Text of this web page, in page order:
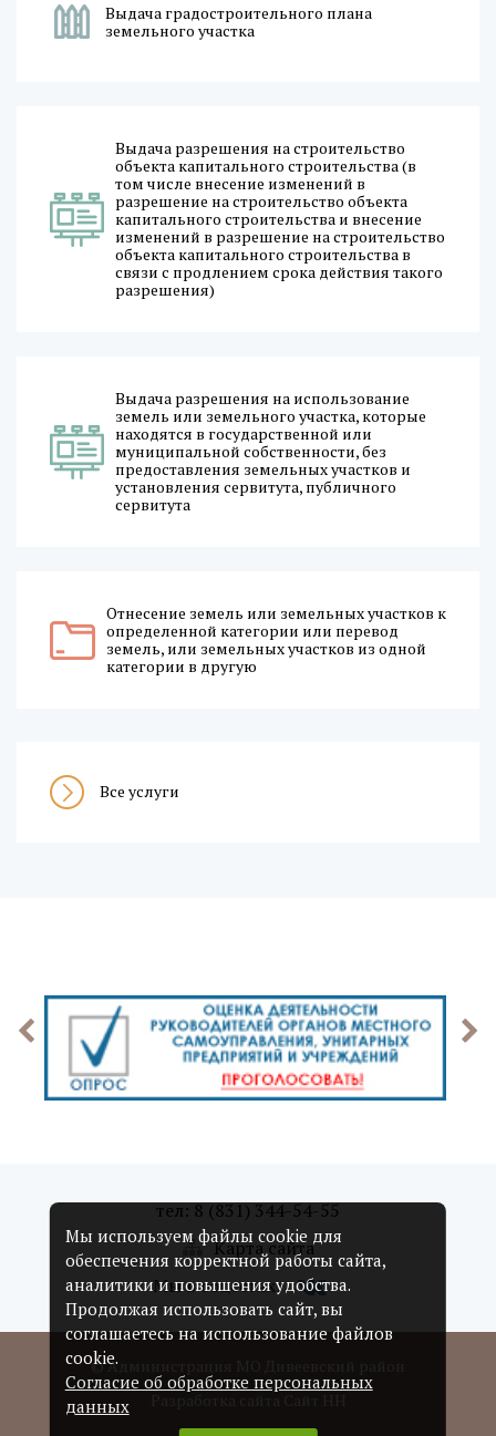
Выдача градостроительного плана
земельного участка
Выдача разрешения на строительство
объекта капитального строительства (в
том числе внесение изменений в
разрешение на строительство объекта
капитального строительства и внесение
изменений в разрешение на строительство
объекта капитального строительства в
связи с продлением срока действия такого
разрешения)
Выдача разрешения на использование
земель или земельного участка, которые
находятся в государственной или
муниципальной собственности, без
предоставления земельных участков и
установления сервитута, публичного
сервитута
Отнесение земель или земельных участков к
определенной категории или перевод
земель, или земельных участков из одной
категории в другую
Все услуги
тел: 8 (831) 344-54-55
Карта сайта
Мы в соцсетях:
© Администрация МО Дивеевский район
Мы используем файлы cookie для
обеспечения корректной работы сайта,
аналитики и повышения удобства.
Продолжая использовать сайт, вы
соглашаетесь на использование файлов
cookie.
Согласие об обработке персональных
данных